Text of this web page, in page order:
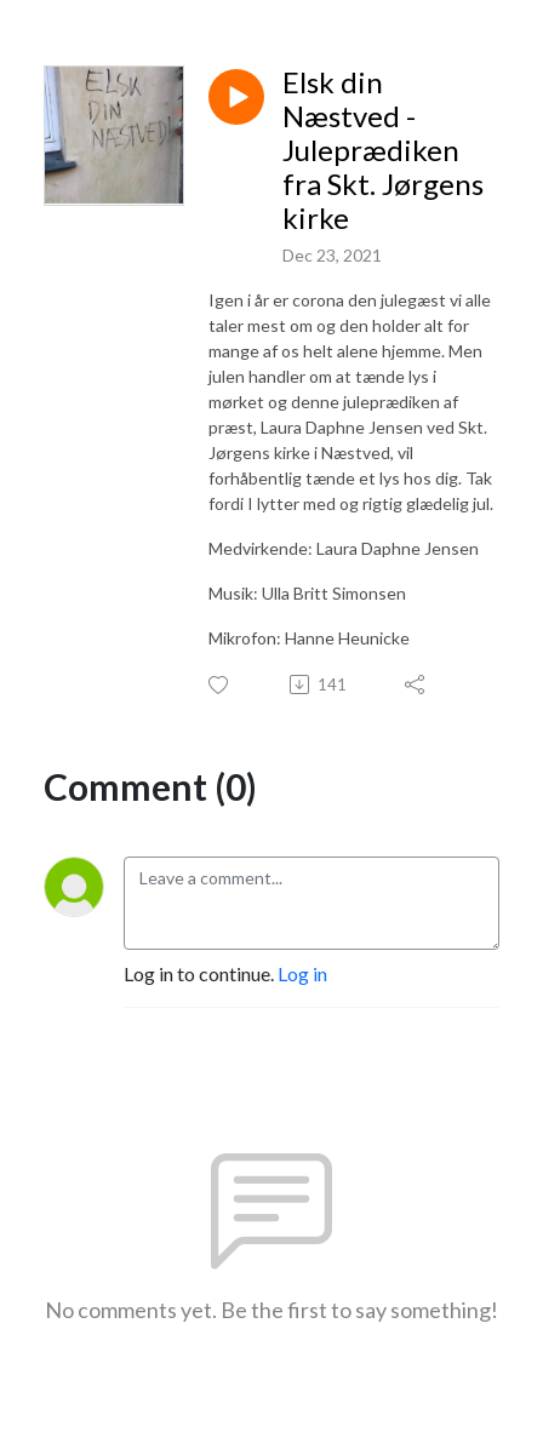
Elsk din
Næstved -
Juleprædiken
fra Skt. Jørgens
kirke
Dec 23, 2021
Igen i år er corona den julegæst vi alle
taler mest om og den holder alt for
mange af os helt alene hjemme. Men
julen handler om at tænde lys i
mørket og denne juleprædiken af
præst, Laura Daphne Jensen ved Skt.
Jørgens kirke i Næstved, vil
forhåbentlig tænde et lys hos dig. Tak
fordi I lytter med og rigtig glædelig jul.
Medvirkende: Laura Daphne Jensen
Musik: Ulla Britt Simonsen
Mikrofon: Hanne Heunicke
141
Comment (0)
Log in to continue. Log in
No comments yet. Be the first to say something!